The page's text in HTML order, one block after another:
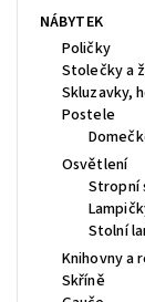
NÁBYTEK
Poličky
Stolečky a
Skluzavky,
Postele
Osvětlení
Stropní
Stolní
Knihovny a
Skříně